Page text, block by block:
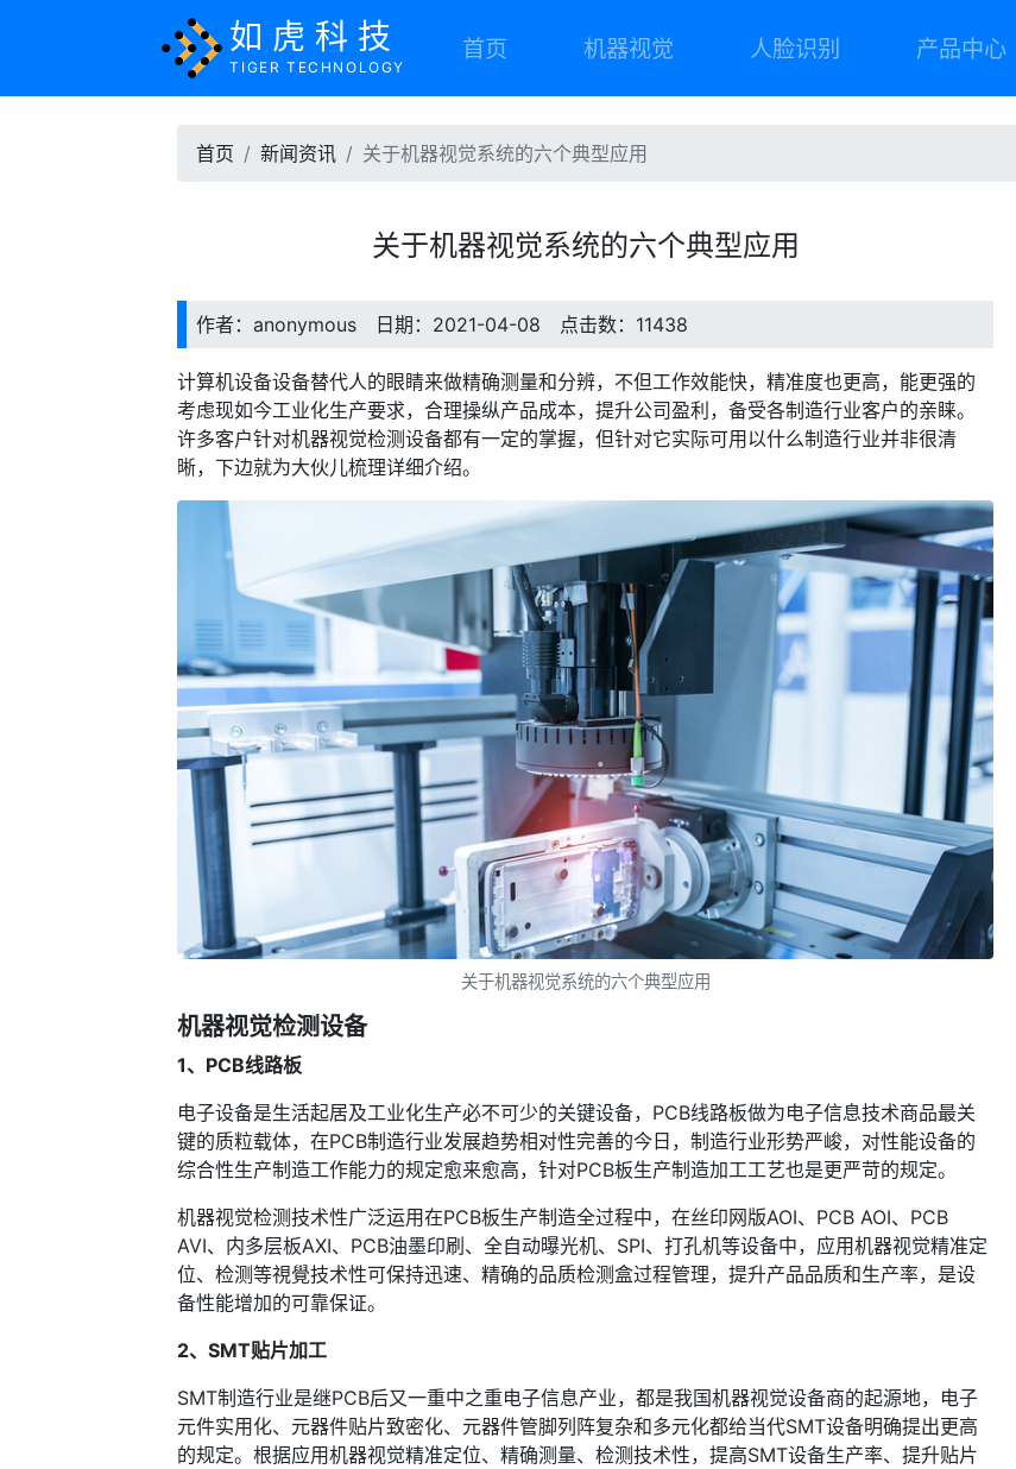
如虎科技
TIGER TECHNOLOGY
首页 机器视觉 人脸识别 产品中心
首页 新闻资讯 关于机器视觉系统的六个典型应用
关于机器视觉系统的六个典型应用
作者：anonymous 日期：2021-04-08 点击数：11438
计算机设备设备替代人的眼睛来做精确测量和分辨，不但工作效能快，精准度也更高，能更强的
考虑现如今工业化生产要求，合理操纵产品成本，提升公司盈利，备受各制造行业客户的亲睐。
许多客户针对机器视觉检测设备都有一定的掌握，但针对它实际可用以什么制造行业并非很清
晰，下边就为大伙儿梳理详细介绍。
关于机器视觉系统的六个典型应用
机器视觉检测设备
1、PCB线路板
电子设备是生活起居及工业化生产必不可少的关键设备，PCB线路板做为电子信息技术商品最关
键的质粒载体，在PCB制造行业发展趋势相对性完善的今日，制造行业形势严峻，对性能设备的
综合性生产制造工作能力的规定愈来愈高，针对PCB板生产制造加工工艺也是更严苛的规定。
机器视觉检测技术性广泛运用在PCB板生产制造全过程中，在丝印网版AOI、PCB AOI、PCB
AVI、内多层板AXI、PCB油墨印刷、全自动曝光机、SPI、打孔机等设备中，应用机器视觉精准定
位、检测等視覺技术性可保持迅速、精确的品质检测盒过程管理，提升产品品质和生产率，是设
备性能增加的可靠保证。
2、SMT贴片加工
SMT制造行业是继PCB后又一重中之重电子信息产业，都是我国机器视觉设备商的起源地，电子
元件实用化、元器件贴片致密化、元器件管脚列阵复杂和多元化都给当代SMT设备明确提出更高
的规定。根据应用机器视觉精准定位、精确测量、检测技术性，提高SMT设备生产率、提升贴片